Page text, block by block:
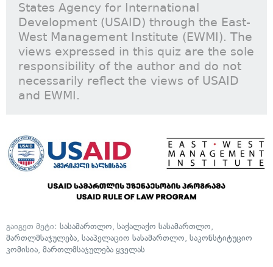
States Agency for International
Development (USAID) through the East-
West Management Institute (EWMI). The
views expressed in this quiz are the sole
responsibility of the author and do not
necessarily reflect the views of USAID
and EWMI.
გაიგეთ მეტი: სასამართლო, საქალაქო სასამართლო,
მართლმსაჯულება, სააპელაციო სასამართლო, საკონსტიტუციო
კომისია, მართლმსაჯულება ყველას